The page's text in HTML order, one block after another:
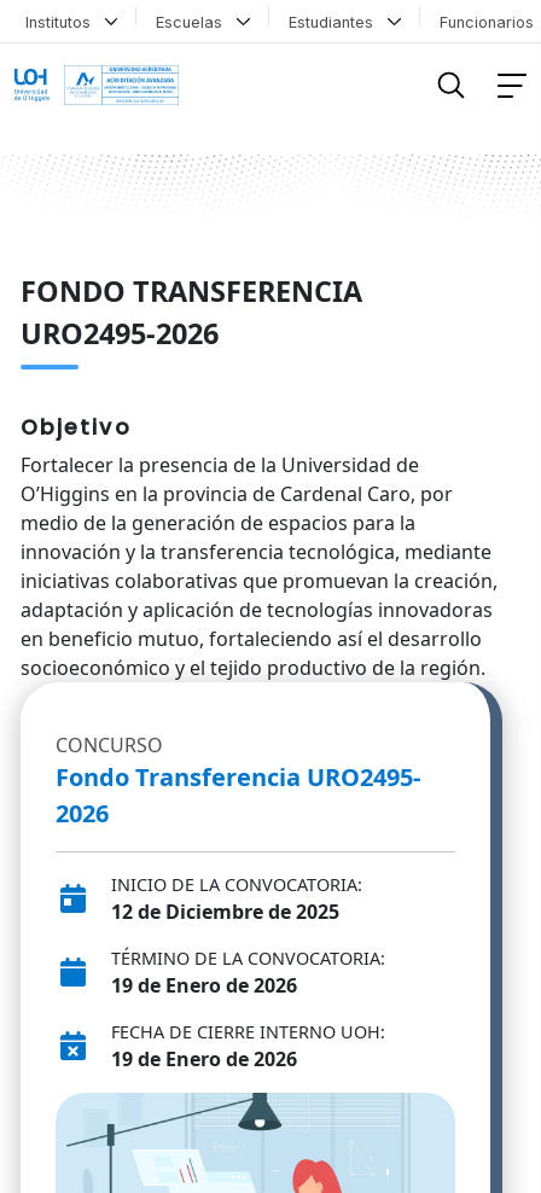
Institutos Escuelas Estudiantes
FONDO TRANSFERENCIA
URO2495-2026
Objetivo
Fortalecer la presencia de la Universidad de
O’Higgins en la provincia de Cardenal Caro, por
medio de la generación de espacios para la
innovación y la transferencia tecnológica, mediante
iniciativas colaborativas que promuevan la creación,
adaptación y aplicación de tecnologías innovadoras
en beneficio mutuo, fortaleciendo así el desarrollo
socioeconómico y el tejido productivo de la región.
CONCURSO
Fondo Transferencia URO2495-
2026
INICIO DE LA CONVOCATORIA:
12 de Diciembre de 2025
TÉRMINO DE LA CONVOCATORIA:
19 de Enero de 2026
FECHA DE CIERRE INTERNO UOH:
19 de Enero de 2026